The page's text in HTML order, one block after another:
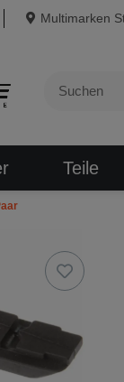
Multimarken
Teile